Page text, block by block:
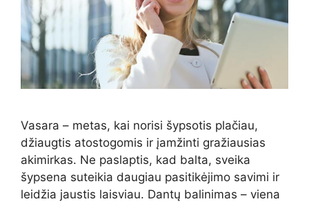
Vasara – metas, kai norisi šypsotis plačiau,
džiaugtis atostogomis ir įamžinti gražiausias
akimirkas. Ne paslaptis, kad balta, sveika
šypsena suteikia daugiau pasitikėjimo savimi ir
leidžia jaustis laisviau. Dantų balinimas – viena